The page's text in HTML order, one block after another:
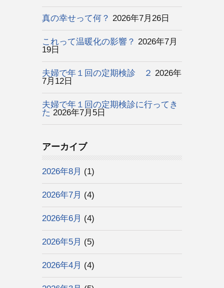
真の幸せって何？ 2026年7月26日
これって温暖化の影響？ 2026年7月
19日
夫婦で年１回の定期検診 ２ 2026年
7月12日
夫婦で年１回の定期検診に行ってき
た 2026年7月5日
アーカイブ
2026年8月 (1)
2026年7月 (4)
2026年6月 (4)
2026年5月 (5)
2026年4月 (4)